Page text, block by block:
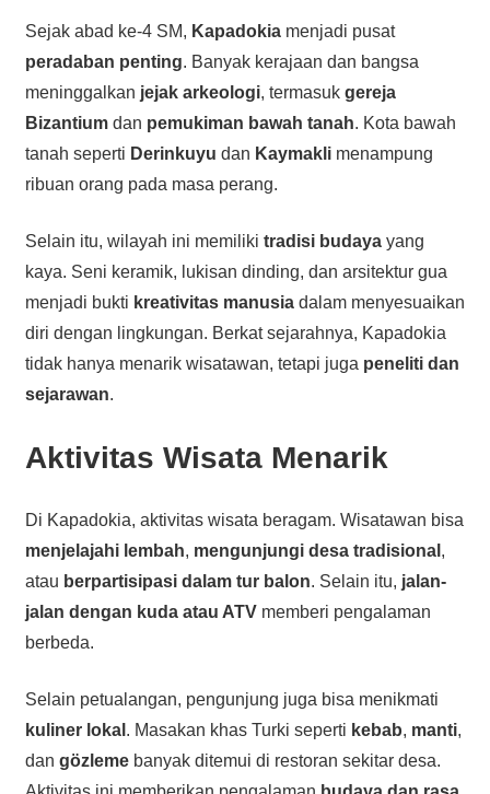
Sejak abad ke-4 SM, Kapadokiamenjadi pusat
peradaban penting. Banyak kerajaan dan bangsa
meninggalkan jejak arkeologi, termasuk gereja
Bizantiumdan pemukiman bawah tanah. Kota bawah
tanah seperti Derinkuyu dan Kaymaklimenampung
ribuan orang pada masa perang.
Selain itu, wilayah ini memiliki tradisi budayayang
kaya. Seni keramik, lukisan dinding, dan arsitektur gua
menjadi bukti kreativitas manusiadalam menyesuaikan
diri dengan lingkungan. Berkat sejarahnya, Kapadokia
tidak hanya menarik wisatawan, tetapi juga peneliti dan
sejarawan.
Aktivitas Wisata Menarik
Di Kapadokia, aktivitas wisata beragam. Wisatawan bisa
menjelajahi lembah, mengunjungi desa tradisional ,
atau berpartisipasi dalam tur balon. Selain itu, jalan-
jalan dengan kuda atau ATVmemberi pengalaman
berbeda.
Selain petualangan, pengunjung juga bisa menikmati
kuliner lokal . Masakan khas Turki seperti kebab, manti,
dan gözlemebanyak ditemui di restoran sekitar desa.